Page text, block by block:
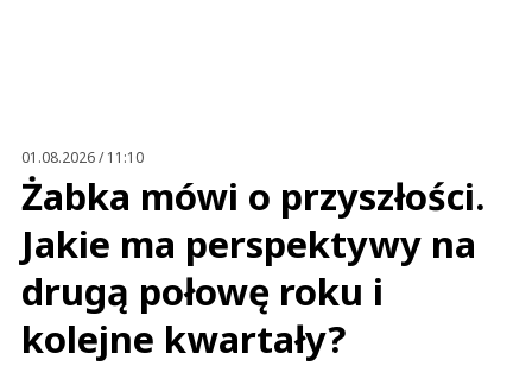
01.08.2026 / 11:10
Żabka mówi o przyszłości.
Jakie ma perspektywy na
drugą połowę roku i
kolejne kwartały?